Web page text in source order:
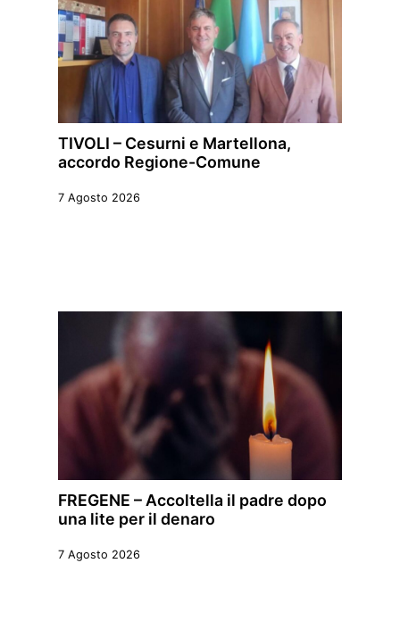
TIVOLI – Cesurni e Martellona,
accordo Regione-Comune
7 Agosto 2026
FREGENE – Accoltella il padre dopo
una lite per il denaro
7 Agosto 2026